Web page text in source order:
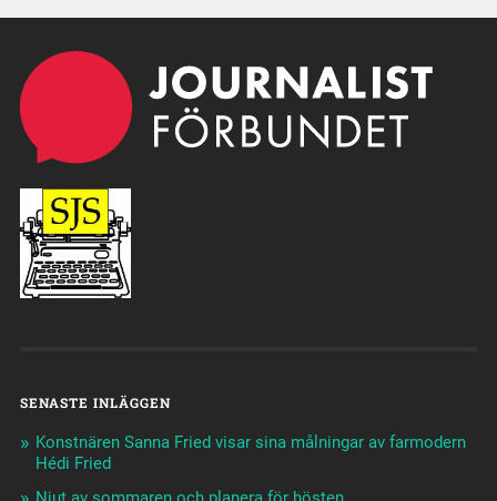
SENASTE INLÄGGEN
Konstnären Sanna Fried visar sina målningar av farmodern
Hédi Fried